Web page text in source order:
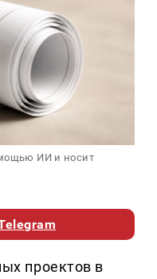
ИИ и носит
проектов в